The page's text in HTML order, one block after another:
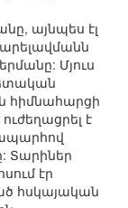
այնպես էլ
Մյուս
հիմնահարցի
է
Տարիներ
էր
հսկայական